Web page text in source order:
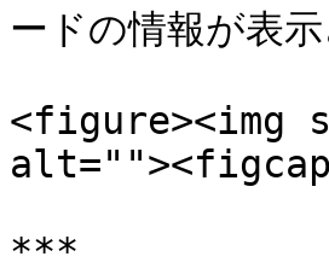
ードの情報が表示
<figure><img
***